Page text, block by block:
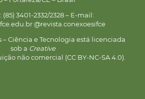
(85) 3401-2332/2328 – E-mail:
@revista.conexoesifce
– Ciência e Tecnologia está licenciada
sob a Creative
não comercial (CC BY-NC-SA 4.0).